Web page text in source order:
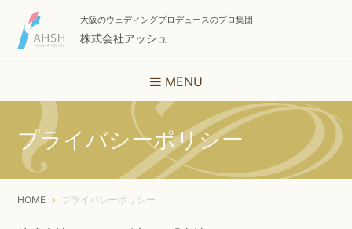
大阪のウェディングプロデュースのプロ集団
株式会社アッシュ
MENU
プライバシーポリシー
HOME プライバシーポリシー